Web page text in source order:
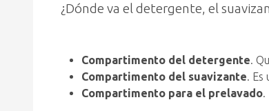
¿Dónde va el detergente, el
Compartimento del detergente.
Compartimento del suavizante. Es
Compartimento para el prelavado.